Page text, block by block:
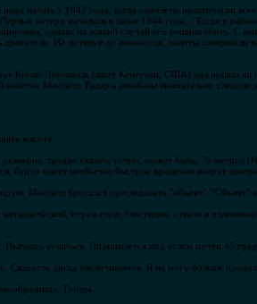
начать с 1942 года, когда самолеты практически
потери начались в июне 1944 года... Тогда в
однако на всякий случай его решили сбить. С
двигатели. Не дотянув до авианосца, пилоты
Кноко-Луисвилль (штат Кентукки, США) дал приказ на
Мантелл. Радары авиабазы внимательно следили
высоту...
трудно сказать точно, может быть, 70 метров
будто имеет необычно быстрое вращение вокруг
Мантелл бросился преследовать "объект". "Объект"
отражатели блестящие, стекло в
Пытаюсь угнаться. Поднимается под углом почти 45
Скорость диска увеличивается. Я не могу больше
Теперь...